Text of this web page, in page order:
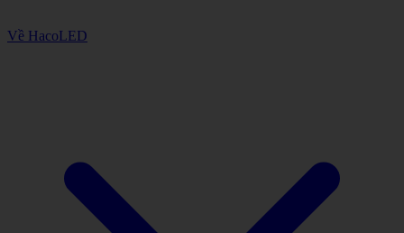
Về HacoLED